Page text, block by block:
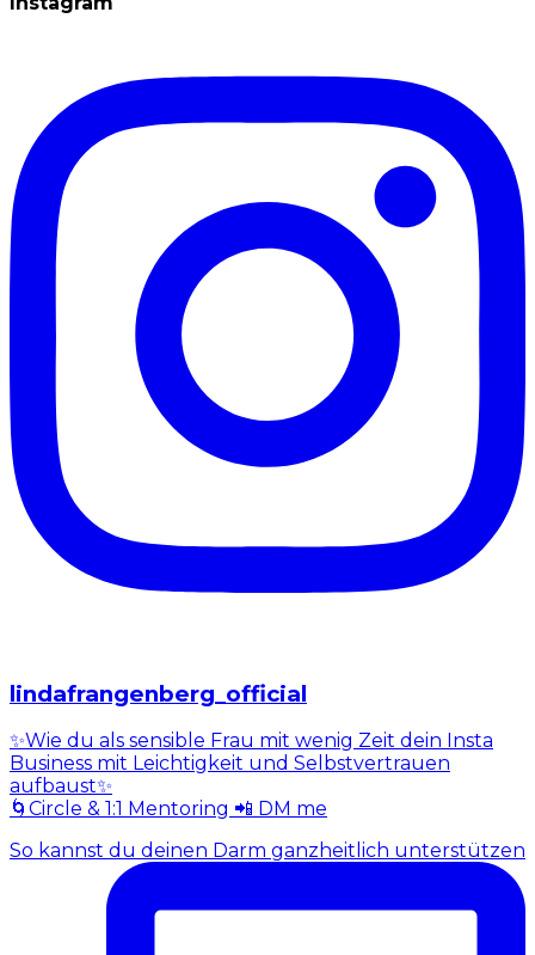
lindafrangenberg_official
✨Wie du als sensible Frau mit wenig Zeit dein Insta
Business mit Leichtigkeit und Selbstvertrauen
aufbaust✨
🌀Circle & 1:1 Mentoring 📲 DM me
So kannst du deinen Darm ganzheitlich unterstützen